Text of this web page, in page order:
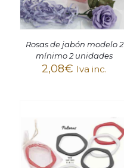
Rosas de jabón modelo 2
mínimo 2 unidades
2,08€ Iva inc.